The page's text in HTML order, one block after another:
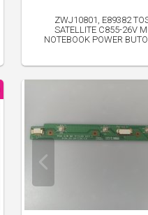
ZWJ10801, E89382
SATELLITE C855-26V
NOTEBOOK POWER